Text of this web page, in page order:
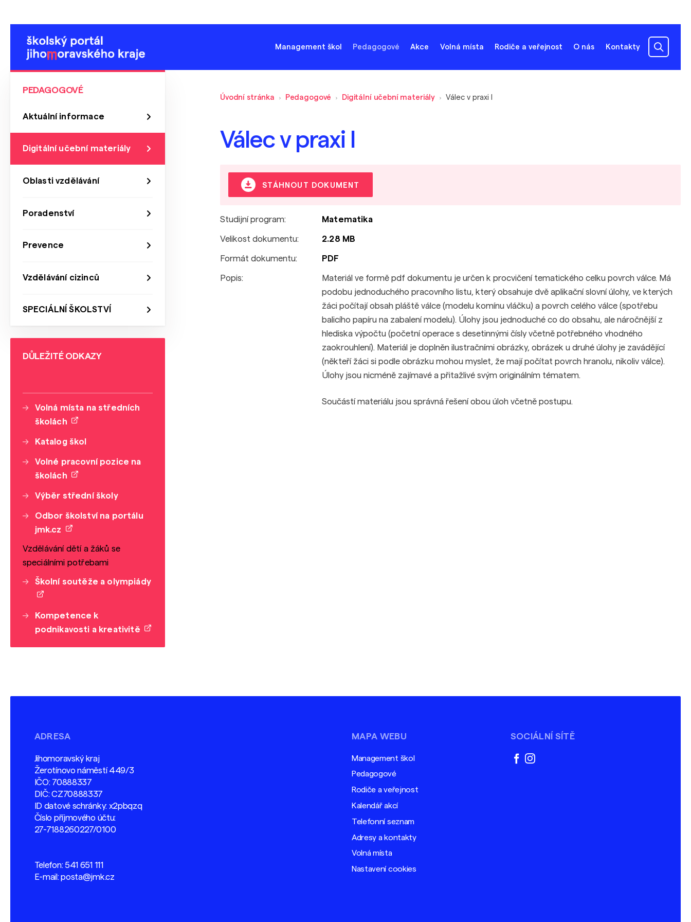
Management škol Pedagogové Akce Volná místa Rodiče a veřejnost O nás Kontakty
Úvodní stránka Pedagogové Digitální učební materiály Válec v praxi I
Válec v praxi I
STÁHNOUT DOKUMENT
Studijní program: Matematika
Velikost dokumentu: 2.28 MB
Formát dokumentu: PDF
Popis:
Materiál ve formě pdf dokumentu je určen k procvičení tematického celku povrch válce. Má
podobu jednoduchého pracovního listu, který obsahuje dvě aplikační slovní úlohy, ve kterých
žáci počítají obsah pláště válce (modelu komínu vláčku) a povrch celého válce (spotřebu
balicího papíru na zabalení modelu). Úlohy jsou jednoduché co do obsahu, ale náročnější z
hlediska výpočtu (početní operace s desetinnými čísly včetně potřebného vhodného
zaokrouhlení). Materiál je doplněn ilustračními obrázky, obrázek u druhé úlohy je zavádějící
(někteří žáci si podle obrázku mohou myslet, že mají počítat povrch hranolu, nikoliv válce).
Úlohy jsou nicméně zajímavé a přitažlivé svým originálním tématem.
Součástí materiálu jsou správná řešení obou úloh včetně postupu.
PEDAGOGOVÉ
Aktuální informace
Digitální učební materiály
Oblasti vzdělávání
Poradenství
Prevence
Vzdělávání cizinců
SPECIÁLNÍ ŠKOLSTVÍ
DŮLEŽITÉ ODKAZY
Volná místa na středních
školách
Katalog škol
Volné pracovní pozice na
školách
Výběr střední školy
Odbor školství na portálu
jmk.cz
Vzdělávání dětí a žáků se
speciálními potřebami
Školní soutěže a olympiády
Kompetence k
podnikavosti a kreativitě
ADRESA
Jihomoravský kraj
Žerotínovo náměstí 449/3
IČO: 70888337
DIČ: CZ70888337
ID datové schránky: x2pbqzq
Číslo příjmového účtu:
27-7188260227/0100
Telefon: 541 651 111
E-mail:posta@jmk.cz
MAPA WEBU
Management škol
Pedagogové
Rodiče a veřejnost
Kalendář akcí
Telefonní seznam
Adresy a kontakty
Volná místa
Nastavení cookies
SOCIÁLNÍ SÍTĚ
facebook
instagram